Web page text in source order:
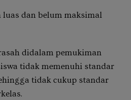
luas dan belum maksimal
didalam pemukiman
tidak memenuhi standar
tidak cukup standar